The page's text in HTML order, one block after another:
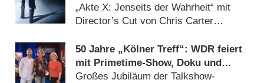
deutlich mehr Horror
„Akte X: Jenseits der Wahrheit“ mit
Director’s Cut von Chris Carter
50 Jahre „Kölner Treff“: WDR feiert
mit Primetime-Show, Doku und
Rückblicken
Großes Jubiläum der Talkshow-